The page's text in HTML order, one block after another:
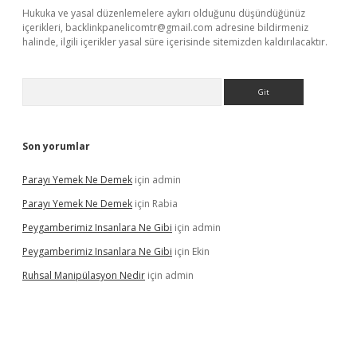
Hukuka ve yasal düzenlemelere aykırı olduğunu düşündüğünüz
içerikleri, backlinkpanelicomtr@gmail.com adresine bildirmeniz
halinde, ilgili içerikler yasal süre içerisinde sitemizden kaldırılacaktır.
Son yorumlar
Parayı Yemek Ne Demek için admin
Parayı Yemek Ne Demek için Rabia
Peygamberimiz Insanlara Ne Gibi için admin
Peygamberimiz Insanlara Ne Gibi için Ekin
Ruhsal Manipülasyon Nedir için admin